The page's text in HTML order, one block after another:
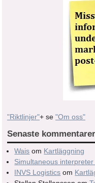
"Riktlinjer"+ se "Om oss"
Senaste kommentarer
Wais om Kartläggning
Simultaneous interpreter
INVS Logistics om